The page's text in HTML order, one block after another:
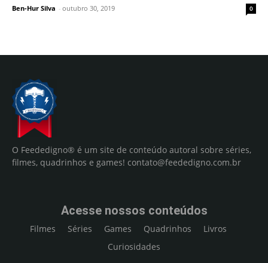
Ben-Hur Silva - outubro 30, 2019 0
O Feededigno® é um site de conteúdo autoral sobre séries,
filmes, quadrinhos e games! contato@feededigno.com.br
Acesse nossos conteúdos
Filmes Séries Games Quadrinhos
Livros
Curiosidades